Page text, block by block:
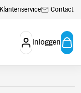
Klantenservice Contact
Inloggen